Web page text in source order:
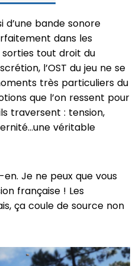
d’une bande sonore
dans les
sorties tout droit du
l’OST du jeu ne se
très particuliers du
que l’on ressent pour
traversent : tension,
véritable
Je ne peux que vous
française ! Les
ça coule de source non